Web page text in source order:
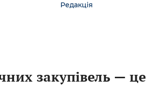
Редакція
закупівель — це